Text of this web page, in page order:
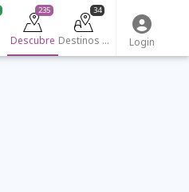
Descubre
235
Destinos turísticos
34
Login